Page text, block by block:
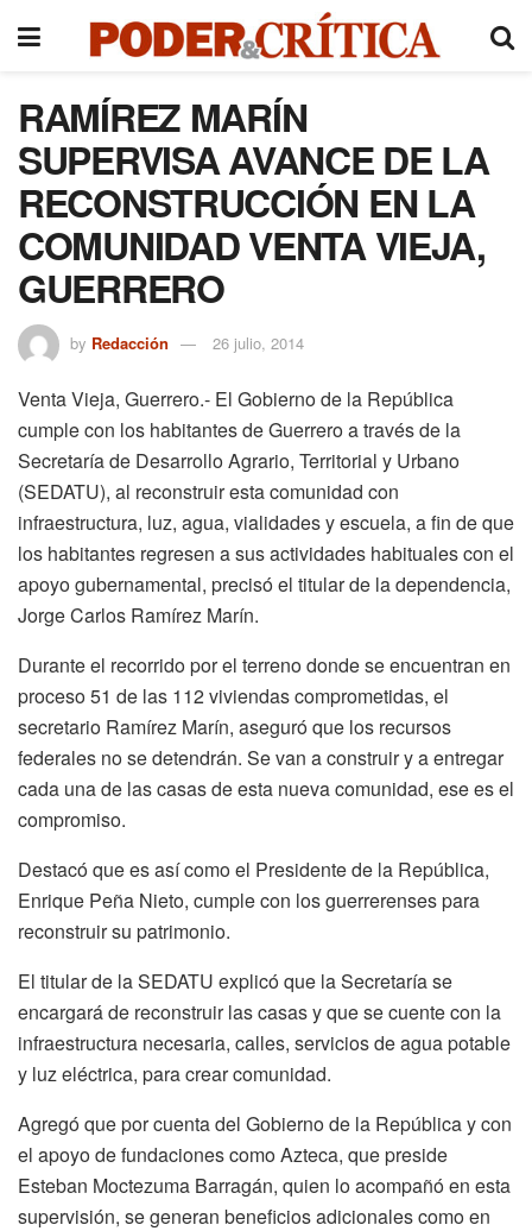
RAMÍREZ MARÍN
SUPERVISA AVANCE DE LA
RECONSTRUCCIÓN EN LA
COMUNIDAD VENTA VIEJA,
GUERRERO
by Redacción 26 julio, 2014
Venta Vieja, Guerrero.- El Gobierno de la República
cumple con los habitantes de Guerrero a través de la
Secretaría de Desarrollo Agrario, Territorial y Urbano
(SEDATU), al reconstruir esta comunidad con
infraestructura, luz, agua, vialidades y escuela, a fin de que
los habitantes regresen a sus actividades habituales con el
apoyo gubernamental, precisó el titular de la dependencia,
Jorge Carlos Ramírez Marín.
Durante el recorrido por el terreno donde se encuentran en
proceso 51 de las 112 viviendas comprometidas, el
secretario Ramírez Marín, aseguró que los recursos
federales no se detendrán. Se van a construir y a entregar
cada una de las casas de esta nueva comunidad, ese es el
compromiso.
Destacó que es así como el Presidente de la República,
Enrique Peña Nieto, cumple con los guerrerenses para
reconstruir su patrimonio.
El titular de la SEDATU explicó que la Secretaría se
encargará de reconstruir las casas y que se cuente con la
infraestructura necesaria, calles, servicios de agua potable
y luz eléctrica, para crear comunidad.
Agregó que por cuenta del Gobierno de la República y con
el apoyo de fundaciones como Azteca, que preside
Esteban Moctezuma Barragán, quien lo acompañó en esta
supervisión, se generan beneficios adicionales como en